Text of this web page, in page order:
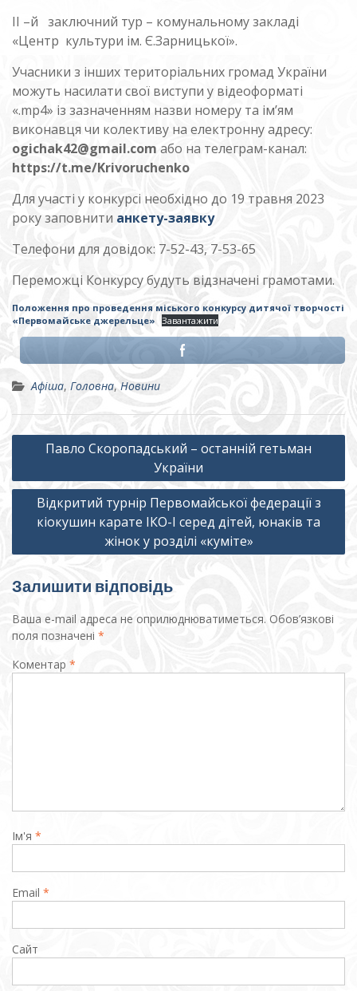
ІІ –й заключний тур – комунальному закладі
«Центр культури ім. Є.Зарницької».
Учасники з інших територіальних громад України
можуть насилати свої виступи у відеоформаті
«.mp4» із зазначенням назви номеру та ім’ям
виконавця чи колективу на електронну адресу:
ogichak42@gmail.com або на телеграм-канал:
https://t.me/Krivoruchenko
Для участі у конкурсі необхідно до 19 травня 2023
року заповнити анкету-заявку
Телефони для довідок: 7-52-43, 7-53-65
Переможці Конкурсу будуть відзначені грамотами.
Положення про проведення міського конкурсу дитячої творчості
«Первомайське джерельце»
Завантажити
Афіша, Головна,Новини
Навігація
Павло Скоропадський – останній гетьман
України
Відкритий турнір Первомайської федерації з
кіокушин карате ІКО-І серед дітей, юнаків та
жінок у розділі «куміте»
Залишити відповідь
Ваша e-mail адреса не оприлюднюватиметься. Обов’язкові
поля позначені *
Коментар *
Ім'я *
Email *
Сайт